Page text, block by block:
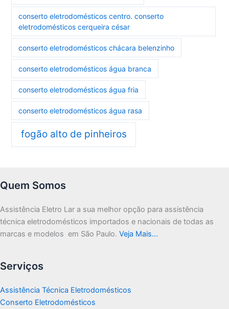
conserto eletrodomésticos centro. conserto
eletrodomésticos cerqueira césar
conserto eletrodomésticos chácara belenzinho
conserto eletrodomésticos água branca
conserto eletrodomésticos água fria
conserto eletrodomésticos água rasa
fogão alto de pinheiros
Quem Somos
Assistência Eletro Lar a sua melhor opção para assistência
técnica eletrodomésticos importados e nacionais de todas as
marcas e modelos em São Paulo. Veja Mais…
Serviços
Assistência Técnica Eletrodomésticos
Conserto Eletrodomésticos